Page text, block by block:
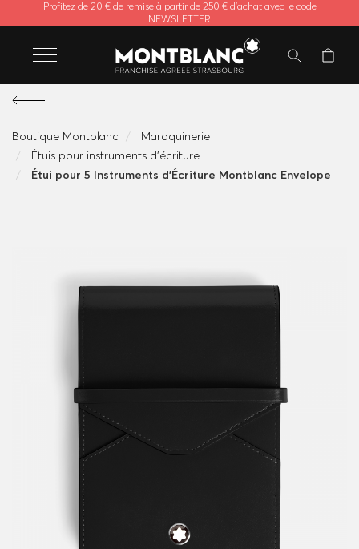
Profitez de 20 € de remise à partir de 250 € d'achat avec le code
NEWSLETTER
Boutique Montblanc
Maroquinerie
Étuis pour instruments d'écriture
Étui pour 5 Instruments d'Écriture Montblanc Envelope